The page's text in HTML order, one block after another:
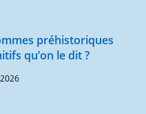
préhistoriques
qu’on le dit ?